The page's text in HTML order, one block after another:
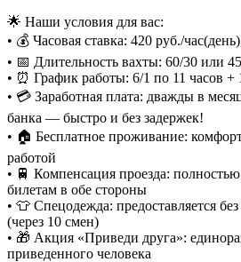
🌟 Наши условия для вас:
• 💰 Часовая ставка: 420 руб./
• 📅 Длительность вахты: 60/30 или
• ⏰ График работы: 6/1 по 11 часов +
• 💳 Заработная плата: дважды в
банка — быстро и без задержек!
• 🏠 Бесплатное проживание:
работой
• 🚆 Компенсация проезда:
билетам в обе стороны
• 👕 Спецодежда: предоставляется
(через 10 смен)
• 🎁 Акция «Приведи друга»:
приведенного человека